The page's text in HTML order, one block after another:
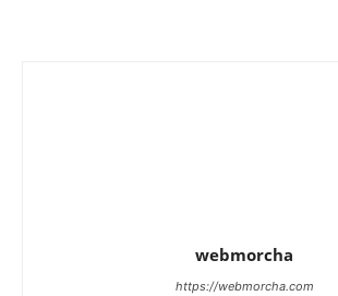
webmorcha
https://webmorcha.com